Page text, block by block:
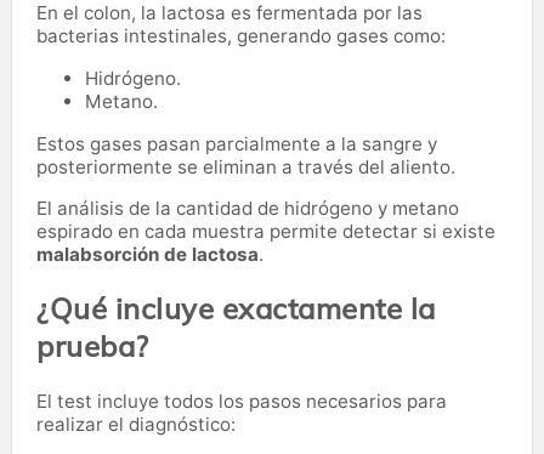
En el colon, la lactosa es fermentada por las
bacterias intestinales, generando gases como:
Hidrógeno.
Metano.
Estos gases pasan parcialmente a la sangre y
posteriormente se eliminan a través del aliento.
El análisis de la cantidad de hidrógeno y metano
espirado en cada muestra permite detectar si existe
malabsorción de lactosa.
¿Qué incluye exactamente la
prueba?
El test incluye todos los pasos necesarios para
realizar el diagnóstico: